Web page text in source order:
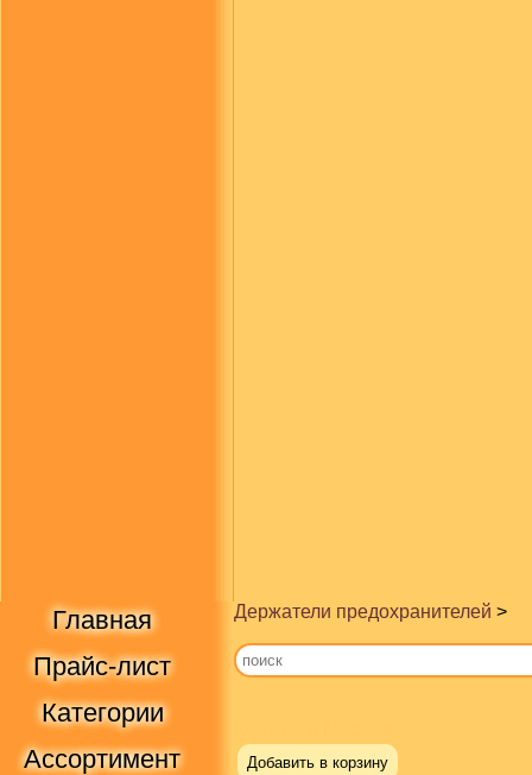
Главная
Прайс-лист
Категории
Ассортимент
Держатели предохранителей >
Добавить в корзину